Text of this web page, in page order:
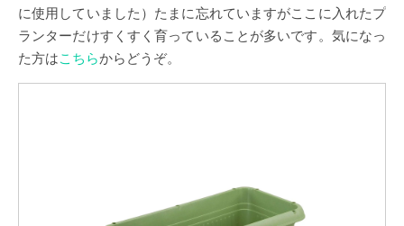
に使用していました）たまに忘れていますがここに入れたプ
ランターだけすくすく育っていることが多いです。気になっ
た方はこちらからどうぞ。